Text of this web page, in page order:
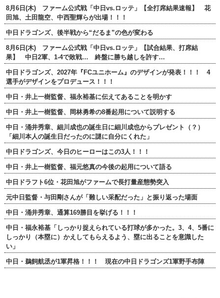
8月6日(木) ファーム公式戦「中日vs.ロッテ」【全打席結果速報】 花
田旭、土田龍空、中西聖輝らが出場！！！
中日ドラゴンズ、後半戦から“だるま”の色が変わる
8月6日(木) ファーム公式戦「中日vs.ロッテ」【試合結果、打席結
果】 中日2軍、1-4で敗戦… 終盤に勝ち越しを許す…
中日ドラゴンズ、2027年『FCユニホーム』のデザインが発表！！！ 4
選手がデザインをプロデュース！！！
中日・井上一樹監督、福永裕基に伝えてあることを明かす
中日・井上一樹監督、岡林勇希の8番起用について説明する
中日・涌井秀章、細川成也の誕生日に細川成也からプレゼント（？）
「細川本人の誕生日だったのに謎に自分にくれた」
中日ドラゴンズ、今日のヒーローはこの3人！！！
中日・井上一樹監督、福元悠真の今後の起用について語る
中日ドラフト6位・花田旭がファームで長打量産態勢突入
元中日監督・与田剛さんが「難しい采配だった」と振り返った場面
中日・涌井秀章、通算169勝目を挙げる！！！
中日・福永裕基「しっかり捉えられている打球が多かった。3、4、5番に
しっかり（本塁に）かえしてもらえるよう、塁に出ることを意識した
い」
中日・鵜飼航丞が1軍昇格！！！ 現在の中日ドラゴンズ1軍野手布陣